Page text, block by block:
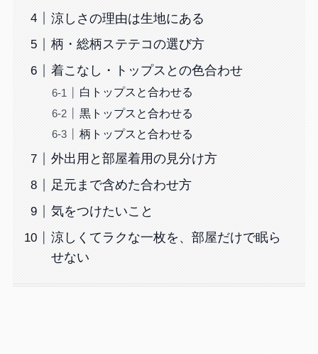
涼しさの理由は生地にある
柄・総柄ステテコの選び方
着こなし・トップスとの色合わせ
白トップスと合わせる
黒トップスと合わせる
柄トップスと合わせる
外出用と部屋着用の見分け方
足元まで含めた合わせ方
気をつけたいこと
涼しくてラクな一枚を、部屋だけで眠ら
せない